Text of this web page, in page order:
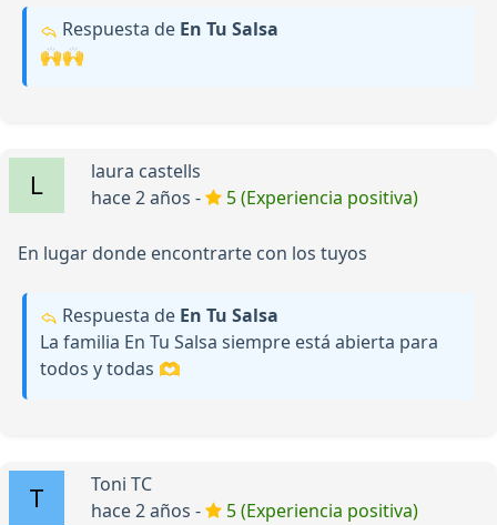
Respuesta de En Tu Salsa
🙌🙌
laura castells
hace 2 años -
5 (Experiencia positiva)
En lugar donde encontrarte con los tuyos
Respuesta de En Tu Salsa
La familia En Tu Salsa siempre está abierta para
todos y todas 🫶
Toni TC
hace 2 años -
5 (Experiencia positiva)